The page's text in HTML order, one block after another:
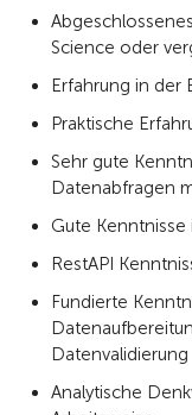
Science oder
Erfahrung in der
Praktische
Sehr gute
Datenabfragen
Gute Kenntnisse
RestAPI
Fundierte
Datenvalidierung
Analytische